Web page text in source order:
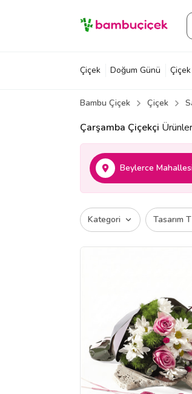
Çiçek Doğum Günü
Bambu Çiçek Çiçek
Çarşamba Çiçekçi
Beylerce
Kategori Tasarım